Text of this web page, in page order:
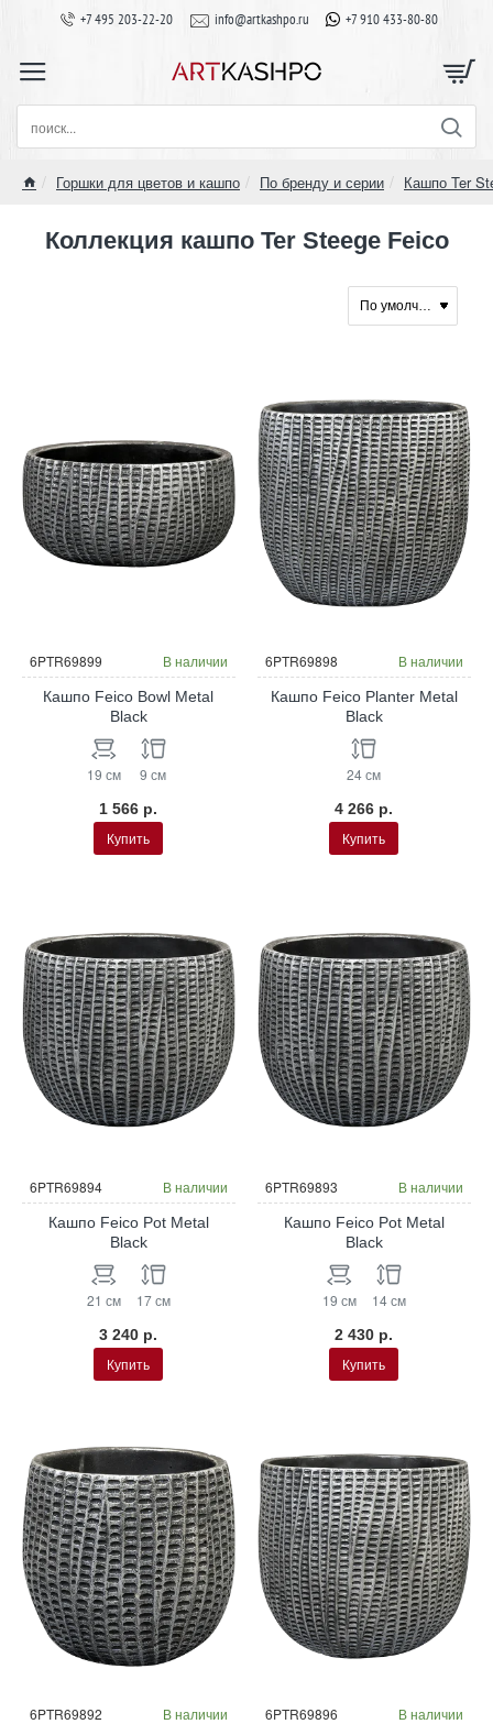
+7 495 203-22-20 info@artkashpo.ru +7 910 433-80-80
поиск...
Горшки для цветов и кашпо По бренду и серии Кашпо Ter
Коллекция кашпо Ter Steege Feico
6PTR69899 В наличии
Кашпо Feico Bowl Metal
Black
19 см 9 см
1 566 р.
Купить
6PTR69898 В наличии
Кашпо Feico Planter Metal
Black
24 см
4 266 р.
Купить
6PTR69894 В наличии
Кашпо Feico Pot Metal
Black
21 см 17 см
3 240 р.
Купить
6PTR69893 В наличии
Кашпо Feico Pot Metal
Black
19 см 14 см
2 430 р.
Купить
6PTR69892 В наличии 6PTR69896 В наличии